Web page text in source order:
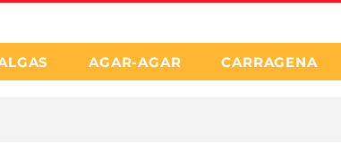
AGAR-AGAR CARRAGENA